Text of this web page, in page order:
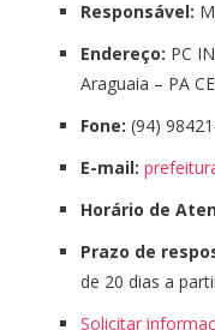
Responsável:
Endereço: PC
Araguaia – PA
Fone: (94)
E-mail:
Horário de
Prazo de
de 20 dias a
Solicitar